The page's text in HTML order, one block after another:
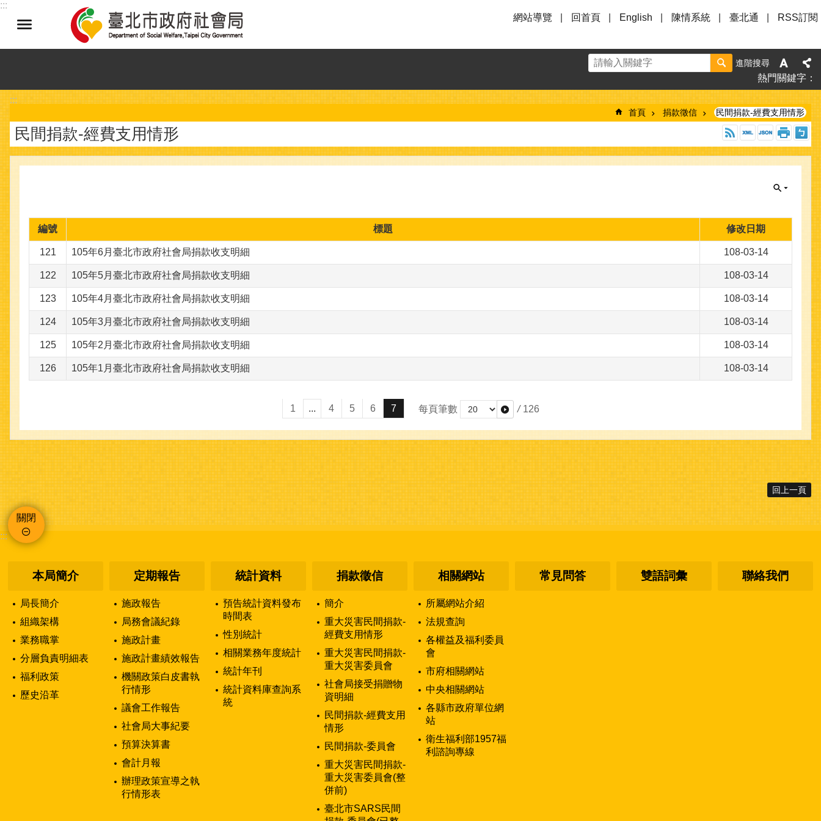
跳到主要內容區塊
:::
網站導覽
回首頁 English 陳情系統 臺北通 RSS訂閱
進階搜尋
熱門關鍵字
:::
首頁 捐款徵信 民間捐款-經費支用情形
民間捐款-經費支用情形
編號 標題 修改日期
121 105年6月臺北市政府社會局捐款收支明細 108-03-14
122 105年5月臺北市政府社會局捐款收支明細 108-03-14
123 105年4月臺北市政府社會局捐款收支明細 108-03-14
124 105年3月臺北市政府社會局捐款收支明細 108-03-14
125 105年2月臺北市政府社會局捐款收支明細 108-03-14
126 105年1月臺北市政府社會局捐款收支明細 108-03-14
1 ... 4 5 6 7 每頁筆數 / 126
回上一頁
關閉
:::
本局簡介
局長簡介
組織架構
業務職掌
分層負責明細表
福利政策
歷史沿革
定期報告
施政報告
局務會議紀錄
施政計畫
施政計畫績效報告
機關政策白皮書執
行情形
議會工作報告
社會局大事紀要
預算決算書
會計月報
辦理政策宣導之執
行情形表
統計資料
預告統計資料發布
時間表
性別統計
相關業務年度統計
統計年刊
統計資料庫查詢系
統
捐款徵信
簡介
重大災害民間捐款-
經費支用情形
重大災害民間捐款-
重大災害委員會
社會局接受捐贈物
資明細
民間捐款-經費支用
情形
民間捐款-委員會
重大災害民間捐款-
重大災害委員會(整
併前)
臺北市SARS民間
相關網站
所屬網站介紹
法規查詢
各權益及福利委員
會
市府相關網站
中央相關網站
各縣市政府單位網
站
衛生福利部1957福
利諮詢專線
常見問答 雙語詞彙 聯絡我們